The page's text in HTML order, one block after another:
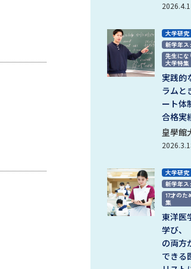
を調べる
夢ナビライブ
資料
先輩が入学を決めた理由
2026.4.1
大学研究
新学年ス
先生にな
大学特集
実践的
ラムと
ート体
合格実
皇學館
大学研究
新学年ス
17才の
集
東洋医
学び、
の両方
できる